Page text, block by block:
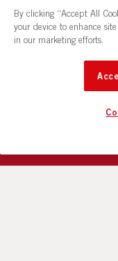
Lediga jobb
Nyheter och
Restaurang och
By clicking “Accept All
your device to enhance
in our marketing efforts.